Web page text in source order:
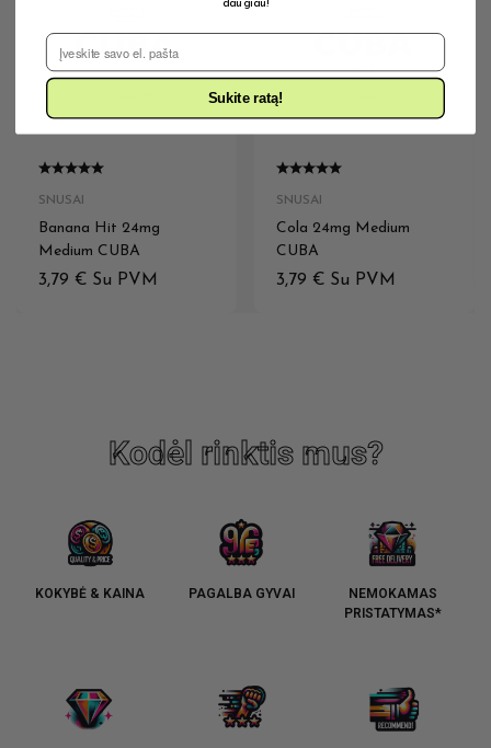
SNUSAI
Banana Hit 24mg
Medium CUBA
3,79 € Su PVM
SNUSAI
Cola 24mg Medium
CUBA
3,79 € Su PVM
Kodėl rinktis mus?
KOKYBĖ & KAINA PAGALBA GYVAI
NEMOKAMAS
PRISTATYMAS*
daugiau!
El. Pašto adresas
Sukite ratą!